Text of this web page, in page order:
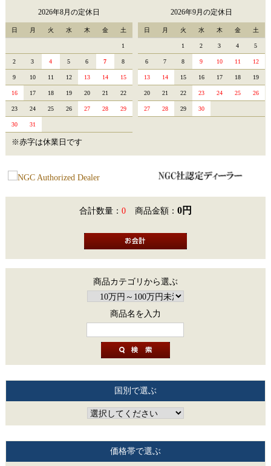
2026年8月の定休日
日 月 火 水 木 金 土
1
2 3 4 5 6 7 8
9 10 11 12 13 14 15
16 17 18 19 20 21 22
23 24 25 26 27 28 29
30 31
2026年9月の定休日
日 月 火 水 木 金 土
1 2 3 4 5
6 7 8 9 10 11 12
13 14 15 16 17 18 19
20 21 22 23 24 25 26
27 28 29 30
※赤字は休業日です
合計数量： 0 商品金額： 0円
商品カテゴリから選ぶ
商品名を入力
国別で選ぶ
価格帯で選ぶ